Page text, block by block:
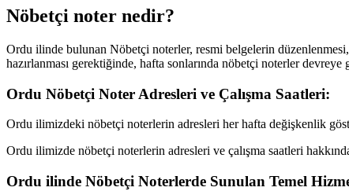
Nöbetçi noter nedir?
Ordu ilinde bulunan Nöbetçi noterler, resmi belgelerin
hazırlanması gerektiğinde, hafta sonlarında nöbetçi noterler devreye
Ordu Nöbetçi Noter Adresleri ve Çalışma Saatleri:
Ordu ilimizdeki nöbetçi noterlerin adresleri her hafta değişkenlik
Ordu ilimizde nöbetçi noterlerin adresleri ve çalışma saatleri
Ordu ilinde Nöbetçi Noterlerde Sunulan Temel